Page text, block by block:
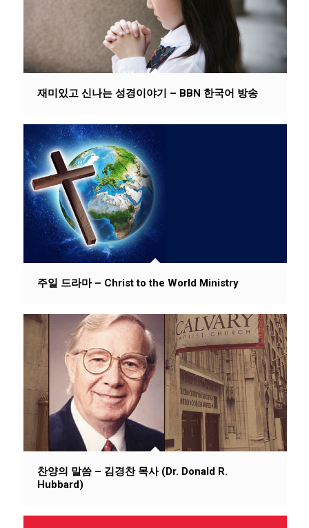
재미있고 신나는 성경이야기 – BBN 한국어 방송
주일 드라마 – Christ to the World Ministry
찬양의 말씀 – 김경찬 목사 (Dr. Donald R.
Hubbard)